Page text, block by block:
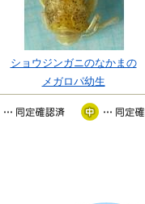
ショウジンガニのなかまの
メガロパ幼生